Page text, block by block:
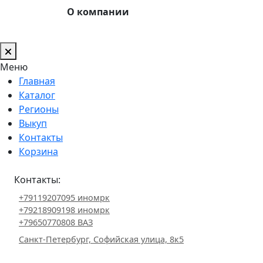
О компании
Меню
Главная
Каталог
Регионы
Выкуп
Контакты
Корзина
Контакты:
+79119207095 иномрк
+79218909198 иномрк
+79650770808 ВАЗ
Санкт-Петербург, Софийская улица, 8к5